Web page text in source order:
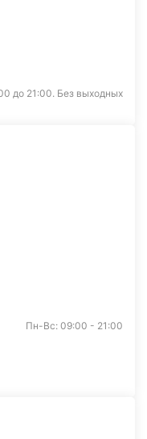
до 21:00. Без выходных
Пн-Вс: 09:00 - 21:00